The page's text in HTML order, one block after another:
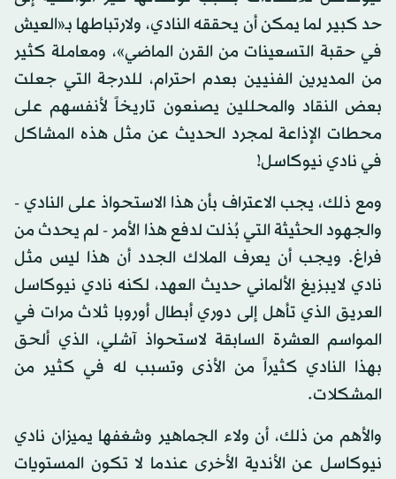
حد كبير لما يمكن أن يحققه النادي، ولارتباطها بـ«العيش
في حقبة التسعينات من القرن الماضي»، ومعاملة كثير
من المديرين الفنيين بعدم احترام، للدرجة التي جعلت
بعض النقاد والمحللين يصنعون تاريخاً لأنفسهم على
محطات الإذاعة لمجرد الحديث عن مثل هذه المشاكل
في نادي نيوكاسل!
ومع ذلك، يجب الاعتراف بأن هذا الاستحواذ على النادي -
والجهود الحثيثة التي بُذلت لدفع هذا الأمر - لم يحدث من
فراغ. ويجب أن يعرف الملاك الجدد أن هذا ليس مثل
نادي لايبزيغ الألماني حديث العهد، لكنه نادي نيوكاسل
العريق الذي تأهل إلى دوري أبطال أوروبا ثلاث مرات في
المواسم العشرة السابقة لاستحواذ آشلي، الذي ألحق
بهذا النادي كثيراً من الأذى وتسبب له في كثير من
المشكلات.
والأهم من ذلك، أن ولاء الجماهير وشغفها يميزان نادي
نيوكاسل عن الأندية الأخرى عندما لا تكون المستويات